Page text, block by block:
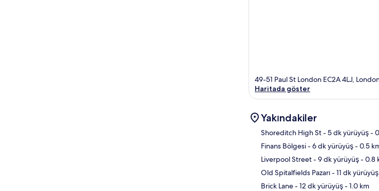
49-51 Paul St London EC2A 4LJ,
Haritada göster
Yakındakiler
Shoreditch High St- 5 dk yürüyüş-
Finans Bölgesi- 6 dk yürüyüş- 0.5
Liverpool Street- 9 dk yürüyüş- 0.8
Old Spitalfields Pazarı- 11 dk yürüyüş
Brick Lane- 12 dk yürüyüş- 1.0 km